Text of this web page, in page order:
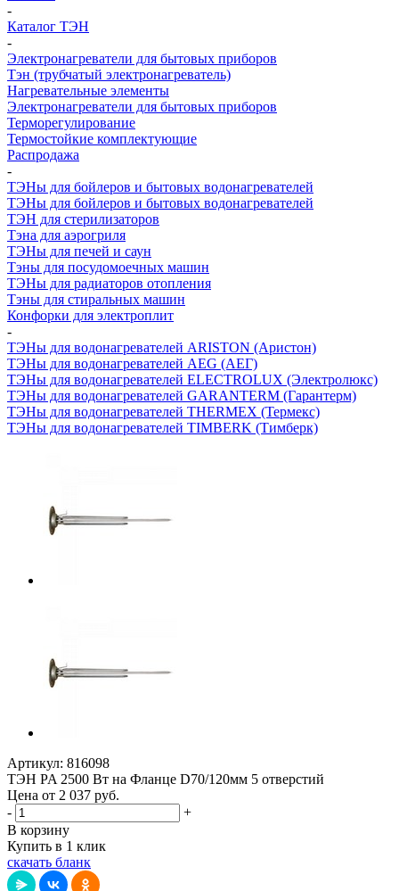
-
Каталог ТЭН
-
Электронагреватели для бытовых приборов
Тэн (трубчатый электронагреватель)
Нагревательные элементы
Электронагреватели для бытовых приборов
Терморегулирование
Термостойкие комплектующие
Распродажа
-
ТЭНы для бойлеров и бытовых водонагревателей
ТЭНы для бойлеров и бытовых водонагревателей
ТЭН для стерилизаторов
Тэна для аэрогриля
ТЭНы для печей и саун
Тэны для посудомоечных машин
ТЭНы для радиаторов отопления
Тэны для стиральных машин
Конфорки для электроплит
-
ТЭНы для водонагревателей ARISTON (Аристон)
ТЭНы для водонагревателей AEG (АЕГ)
ТЭНы для водонагревателей ELECTROLUX (Электролюкс)
ТЭНы для водонагревателей GARANTERM (Гарантерм)
ТЭНы для водонагревателей THERMEX (Термекс)
ТЭНы для водонагревателей TIMBERK (Тимберк)
Артикул: 816098
ТЭН PA 2500 Вт на Фланце D70/120мм 5 отверстий
Цена от 2 037 руб.
-
+
В корзину
Купить в 1 клик
скачать бланк